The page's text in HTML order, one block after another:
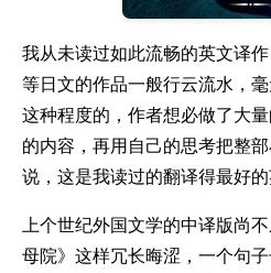
我从未读过如此流畅的英文译
等日文的作品一般行云流水，
这种程度的，作者想必做了大
的内容，再用自己的思考把整
说，这是我读过的翻译得最好的
上个世纪外国文学的中译版尚
母院》这样冗长晦涩，一个句